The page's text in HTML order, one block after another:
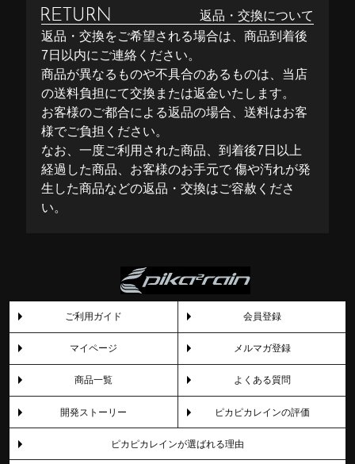
返品・交換について
返品・交換をご希望される場合は、商品到着後
7日以内にご連絡ください。
商品が異なるものや不具合のあるものは、当店
の送料負担にて交換または返金いたします。
お客様のご都合による返品の場合、送料はお客
様でご負担ください。
なお、一度ご利用された商品、到着後7日以上
経過した商品、お客様のお手元で 傷や汚れが発
生した商品などの返品・交換はご容赦くださ
い。
ご利用ガイド 会員登録
マイページ メルマガ登録
商品一覧 よくある質問
開発ストーリー ピカピカレインの評価
ピカピカレインが選ばれる理由